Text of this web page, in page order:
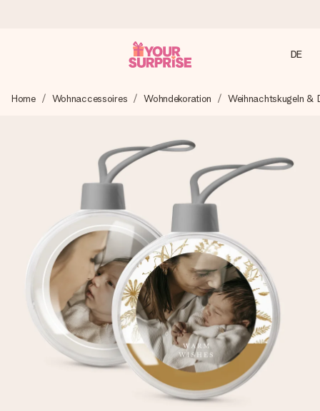
Wir bereiten dein Geschenk sorgfältig vor und schicken es
4,8 (basierend auf +15.000 Bewertungen)
Unsere Geschenke begeistern. Kunden bewerten uns mit
4,8 bei Google Reviews (Gesamtergebnis aller Länder, in
die wir versenden).
Mit Liebe gemacht, im Handumdrehen
Erstelle etwas Einzigartiges in wenigen Schritten – mit
ihrem Namen, deinem Foto oder einer Nachricht von
Herzen. Kein Stress, nur pure Liebe für den perfekten
DE
Home Wohnaccessoires Wohndekoration Weihnachtskugeln &